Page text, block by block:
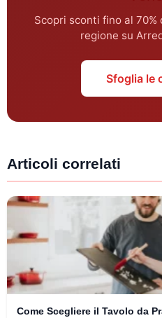
Scopri sconti fino al
regione su
Sfoglia le
Articoli correlati
Come Scegliere il Tavolo da